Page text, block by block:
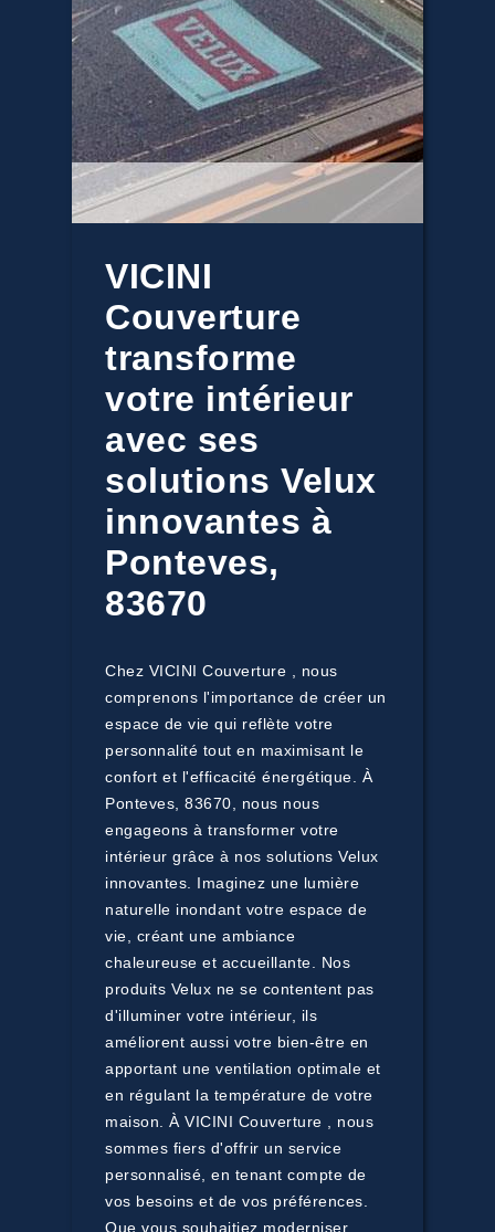
VICINI
Couverture
transforme
votre intérieur
avec ses
solutions Velux
innovantes à
Ponteves,
83670
Chez VICINI Couverture , nous
comprenons l'importance de créer un
espace de vie qui reflète votre
personnalité tout en maximisant le
confort et l'efficacité énergétique. À
Ponteves, 83670, nous nous
engageons à transformer votre
intérieur grâce à nos solutions Velux
innovantes. Imaginez une lumière
naturelle inondant votre espace de
vie, créant une ambiance
chaleureuse et accueillante. Nos
produits Velux ne se contentent pas
d'illuminer votre intérieur, ils
améliorent aussi votre bien-être en
apportant une ventilation optimale et
en régulant la température de votre
maison. À VICINI Couverture , nous
sommes fiers d'offrir un service
personnalisé, en tenant compte de
vos besoins et de vos préférences.
Que vous souhaitiez moderniser